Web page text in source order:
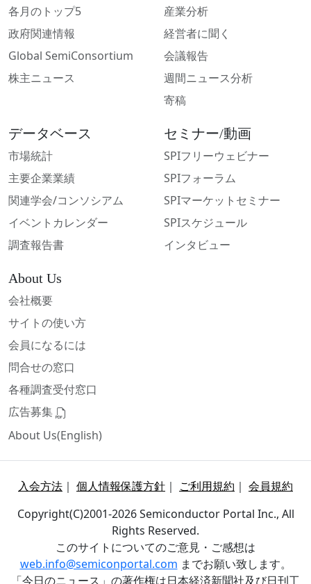
各月のトップ5
政府関連情報
Global SemiConsortium
株主ニュース
産業分析
経営者に聞く
会議報告
週間ニュース分析
寄稿
データベース
市場統計
主要企業業績
関連学会/コンソシアム
イベントカレンダー
調査報告書
セミナー/動画
SPIフリーウェビナー
SPIフォーラム
SPIマーケットセミナー
SPIスケジュール
インタビュー
About Us
会社概要
サイトの使い方
会員になるには
問合せの窓口
各種調査受付窓口
広告募集
About Us(English)
入会方法 ｜ 個人情報保護方針 ｜ ご利用規約 ｜ 会員規約
Copyright(C)2001-2026 Semiconductor Portal Inc., All
Rights Reserved.
このサイトについてのご意見・ご感想は
web.info@semiconportal.com までお願い致します。
「今日のニュース」の著作権は日本経済新聞社及び日刊工